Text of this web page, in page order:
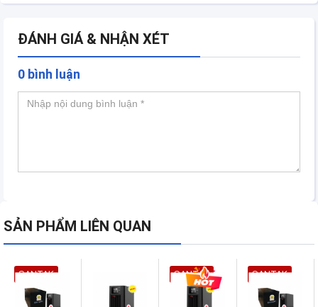
ĐÁNH GIÁ & NHẬN XÉT
0 bình luận
SẢN PHẨM LIÊN QUAN
SANTAK SANTAK SANTAK